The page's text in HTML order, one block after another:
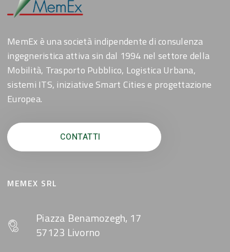
MemEx è una società indipendente di consulenza
ingegneristica attiva sin dal 1994 nel settore della
Mobilità, Trasporto Pubblico, Logistica Urbana,
sistemi ITS, iniziative Smart Cities e progettazione
Europea.
CONTATTI
MEMEX SRL
Piazza Benamozegh, 17
57123 Livorno